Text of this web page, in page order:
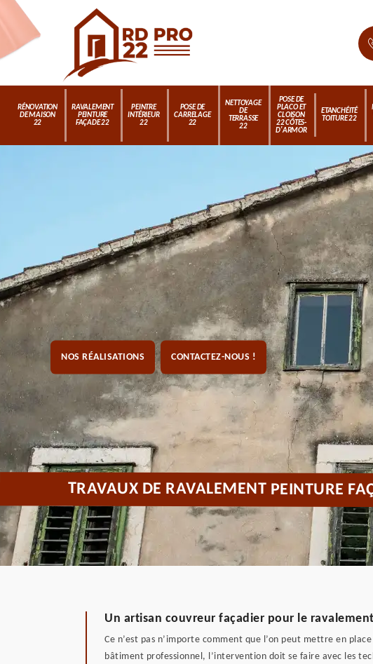
RÉNOVATION
DE MAISON
22
RAVALEMENT
PEINTURE
FAÇADE 22
PEINTRE
INTÉRIEUR
22
POSE DE
CARRELAGE
22
NETTOYAGE
DE
TERRASSE
22
POSE DE
PLACO ET
CLOISON
22 CÔTES-
D'ARMOR
ETANCHÉITÉ
TOITURE 22
NOS RÉALISATIONS CONTACTEZ-NOUS !
TRAVAUX DE RAVALEMENT PEINTURE
Un artisan couvreur façadier pour le
Ce n’est pas n’importe comment que l’on peut mettre en
bâtiment professionnel, l’intervention doit se faire avec les